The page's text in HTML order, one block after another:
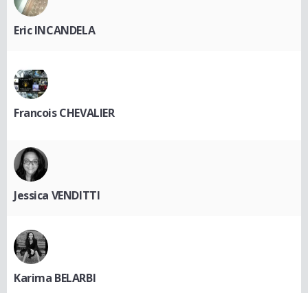
Eric INCANDELA
Francois CHEVALIER
Jessica VENDITTI
Karima BELARBI